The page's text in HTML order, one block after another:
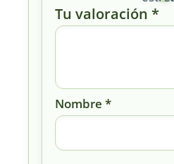
Tu valoración *
Nombre *